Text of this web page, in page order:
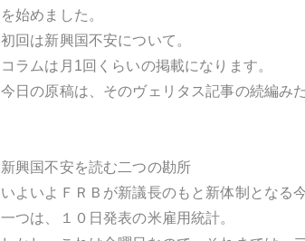
を始めました。
初回は新興国不安について。
コラムは月1回くらいの掲載になります。
今日の原稿は、そのヴェリタス記事の続編み
新興国不安を読む二つの勘所
いよいよＦＲＢが新議長のもと新体制となる
一つは、１０日発表の米雇用統計。